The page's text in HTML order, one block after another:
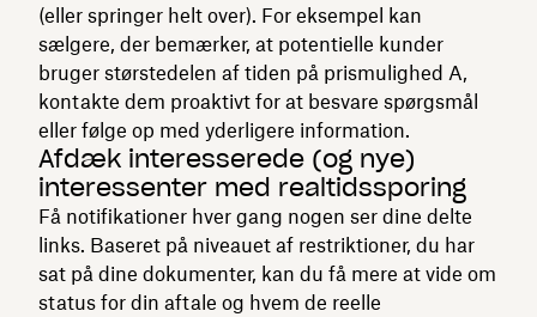
(eller springer helt over). For eksempel kan
sælgere, der bemærker, at potentielle kunder
bruger størstedelen af tiden på prismulighed A,
kontakte dem proaktivt for at besvare spørgsmål
eller følge op med yderligere information.
Afdæk interesserede (og nye)
interessenter med realtidssporing
Få notifikationer hver gang nogen ser dine delte
links. Baseret på niveauet af restriktioner, du har
sat på dine dokumenter, kan du få mere at vide om
status for din aftale og hvem de reelle